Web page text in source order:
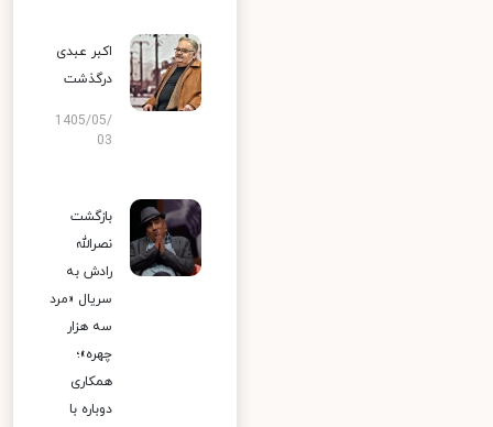
اکبر عبدی
درگذشت
1405/05/
03
بازگشت
نصرالله
رادش به
سریال «مرد
سه هزار
چهره»؛
همکاری
دوباره با